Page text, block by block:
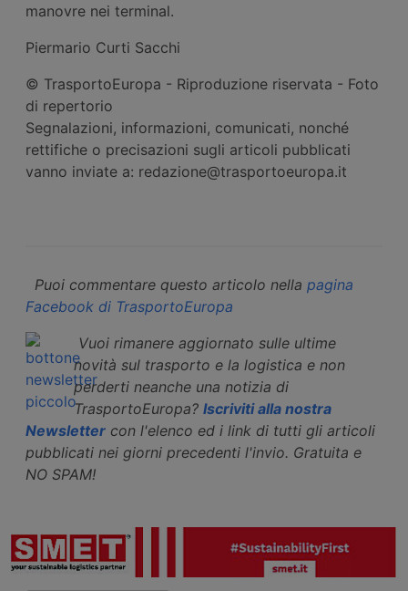
manovre nei terminal.
Piermario Curti Sacchi
© TrasportoEuropa - Riproduzione riservata - Foto
di repertorio
Segnalazioni, informazioni, comunicati, nonché
rettifiche o precisazioni sugli articoli pubblicati
vanno inviate a: redazione@trasportoeuropa.it
Puoi commentare questo articolo nella pagina
Facebook di TrasportoEuropa
Vuoi rimanere aggiornato sulle ultime
novità sul trasporto e la logistica e non
perderti neanche una notizia di
TrasportoEuropa? Iscriviti alla nostra
Newsletter con l'elenco ed i link di tutti gli articoli
pubblicati nei giorni precedenti l'invio. Gratuita e
NO SPAM!